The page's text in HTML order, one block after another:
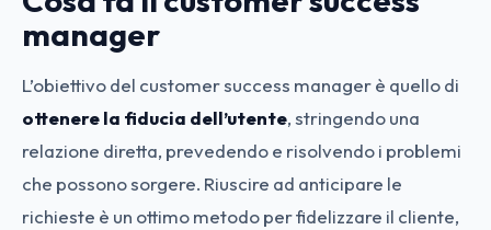
manager
L’obiettivo del customer success manager è quello di
ottenere la fiducia dell’utente, stringendo una
relazione diretta, prevedendo e risolvendo i problemi
che possono sorgere. Riuscire ad anticipare le
richieste è un ottimo metodo per fidelizzare il cliente,